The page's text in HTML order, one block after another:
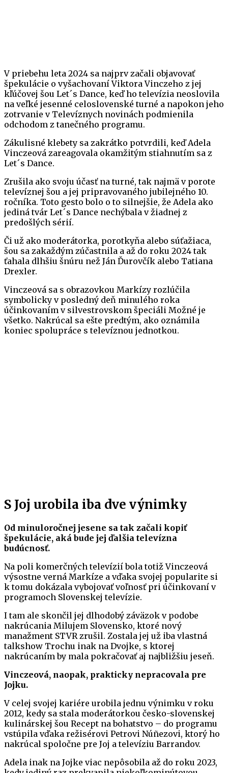
V priebehu leta 2024 sa najprv začali objavovať
špekulácie o vyšachovaní Viktora Vinczeho z jej
kľúčovej šou Let´s Dance, keď ho televízia neoslovila
na veľké jesenné celoslovenské turné a napokon jeho
zotrvanie v Televíznych novinách podmienila
odchodom z tanečného programu.
Zákulisné klebety sa zakrátko potvrdili, keď Adela
Vinczeová zareagovala okamžitým stiahnutím sa z
Let´s Dance.
Zrušila ako svoju účasť na turné, tak najmä v porote
televíznej šou a jej pripravovaného jubilejného 10.
ročníka. Toto gesto bolo o to silnejšie, že Adela ako
jediná tvár Let´s Dance nechýbala v žiadnej z
predošlých sérií.
Či už ako moderátorka, porotkyňa alebo súťažiaca,
šou sa zakaždým zúčastnila a až do roku 2024 tak
ťahala dlhšiu šnúru než Ján Ďurovčík alebo Tatiana
Drexler.
Vinczeová sa s obrazovkou Markízy rozlúčila
symbolicky v posledný deň minulého roka
účinkovaním v silvestrovskom špeciáli Možné je
všetko. Nakrúcal sa ešte predtým, ako oznámila
koniec spolupráce s televíznou jednotkou.
S Joj urobila iba dve výnimky
Od minuloročnej jesene sa tak začali kopiť
špekulácie, aká bude jej ďalšia televízna
budúcnosť.
Na poli komerčných televízií bola totiž Vinczeová
výsostne verná Markíze a vďaka svojej popularite si
k tomu dokázala vybojovať voľnosť pri účinkovaní v
programoch Slovenskej televízie.
I tam ale skončil jej dlhodobý záväzok v podobe
nakrúcania Milujem Slovensko, ktoré nový
manažment STVR zrušil. Zostala jej už iba vlastná
talkshow Trochu inak na Dvojke, s ktorej
nakrúcaním by mala pokračovať aj najbližšiu jeseň.
Vinczeová, naopak, prakticky nepracovala pre
Jojku.
V celej svojej kariére urobila jednu výnimku v roku
2012, kedy sa stala moderátorkou česko-slovenskej
kulinárskej šou Recept na bohatstvo – do programu
vstúpila vďaka režisérovi Petrovi Núñezovi, ktorý ho
nakrúcal spoločne pre Joj a televíziu Barrandov.
Adela inak na Jojke viac nepôsobila až do roku 2023,